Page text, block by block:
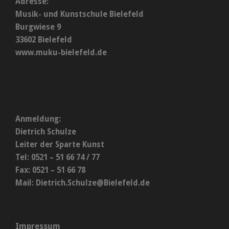
Musik- und Kunstschule Bielefeld
Burgwiese 9
33602 Bielefeld
www.muku-bielefeld.de
Anmeldung:
Dietrich Schulze
Leiter der Sparte Kunst
Tel: 0521 – 51 66 74 / 77
Fax: 0521 – 51 66 78
Mail: Dietrich.Schulze@Bielefeld.de
Impressum